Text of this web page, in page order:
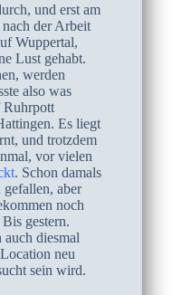
und erst am
der Arbeit
Wuppertal,
Lust gehabt.
werden
also was
Ruhrpott
Es liegt
und trotzdem
vor vielen
. Schon damals
aber
noch
gestern.
diesmal
neu
sein wird.